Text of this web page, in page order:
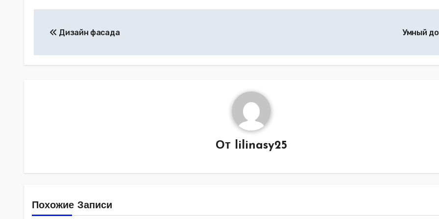
по
записям
Дизайн фасада Умный
От lilinasy25
Похожие Записи